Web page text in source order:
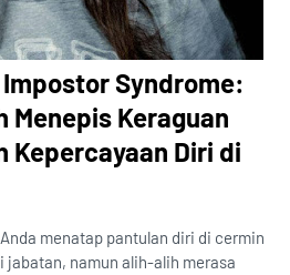
Syndrome:
Menepis Keraguan
Kepercayaan Diri di
menatap pantulan diri di cermin
jabatan, namun alih-alih merasa